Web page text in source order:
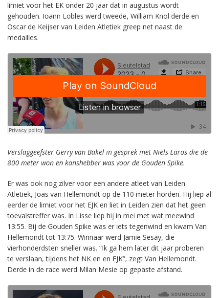
limiet voor het EK onder 20 jaar dat in augustus wordt
gehouden. Ioann Lobles werd tweede, William Knol derde en
Oscar de Keijser van Leiden Atletiek greep net naast de
medailles.
Verslaggeefster Gerry van Bakel in gesprek met Niels Laros die de
800 meter won en kanshebber was voor de Gouden Spike.
Er was ook nog zilver voor een andere atleet van Leiden
Atletiek, Joas van Hellemondt op de 110 meter horden. Hij liep al
eerder de limiet voor het EJK en liet in Leiden zien dat het geen
toevalstreffer was. In Lisse liep hij in mei met wat meewind
13:55. Bij de Gouden Spike was er iets tegenwind en kwam Van
Hellemondt tot 13:75. Winnaar werd Jamie Sesay, die
vierhonderdsten sneller was. “Ik ga hem later dit jaar proberen
te verslaan, tijdens het NK en en EJK”, zegt Van Hellemondt.
Derde in de race werd Milan Mesie op gepaste afstand.